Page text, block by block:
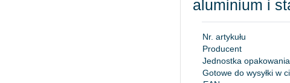
aluminium i
Nr. artykułu
Producent
Jednostka opakowania
Gotowe do wysyłki w